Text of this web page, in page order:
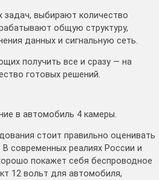
задач, выбирают количество
общую структуру,
данных и сигнальную сеть.
получить все и сразу — на
готовых решений.
в автомобиль 4 камеры.
стоит правильно оценивать
В современных реалиях России и
покажет себя беспроводное
12 вольт для автомобиля,